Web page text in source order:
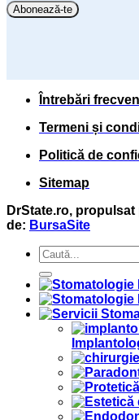
Abonează-te
Întrebări
Termeni și
Politică de
Sitemap
DrState.ro,
de: BursaSite